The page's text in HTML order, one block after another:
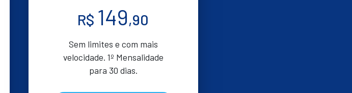
R$ 149,90
Sem limites e com mais
velocidade. 1º Mensalidade
para 30 dias.